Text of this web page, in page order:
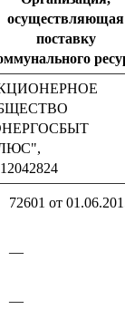
осуществляющая
поставку
72601 от
—
—